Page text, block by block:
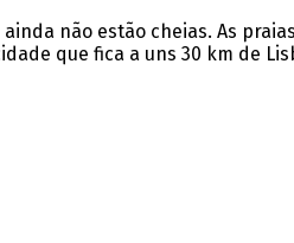
não estão cheias. As
que fica a uns 30 km de